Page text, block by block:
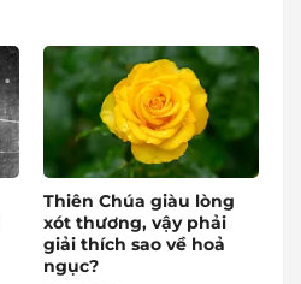
Thiên Chúa giàu lòng
xót thương, vậy phải
giải thích sao về hoả
ngục?